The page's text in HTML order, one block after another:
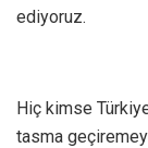
ediyoruz.
Hiç kimse
tasma